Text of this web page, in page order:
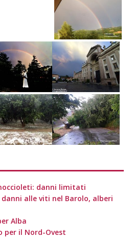
danni limitati
danni alle viti nel Barolo, alberi
Alba
per il Nord-Ovest